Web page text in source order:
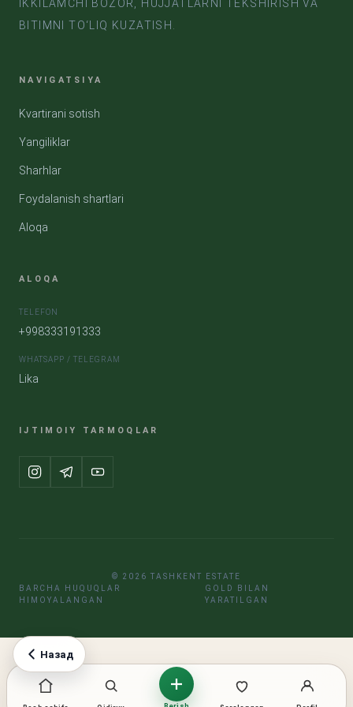
IKKILAMCHI BOZOR, HUJJATLARNI TEKSHIRISH VA
BITIMNI TO‘LIQ KUZATISH.
NAVIGATSIYA
Kvartirani sotish
Yangiliklar
Sharhlar
Foydalanish shartlari
Aloqa
ALOQA
TELEFON
+998333191333
WHATSAPP / TELEGRAM
Lika
IJTIMOIY TARMOQLAR
© 2026 TASHKENT ESTATE
BARCHA HUQUQLAR
HIMOYALANGAN
GOLD BILAN
YARATILGAN
Назад